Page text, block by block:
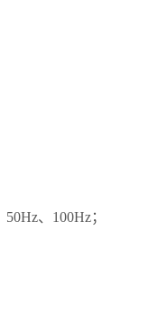
50Hz、 100Hz；